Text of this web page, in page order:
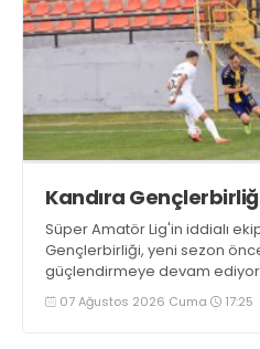
Kandıra
Süper Amatör Lig'in iddialı
Gençlerbirliği, yeni sezon
güçlendirmeye devam
07 Ağustos 2026 Cuma 17:25